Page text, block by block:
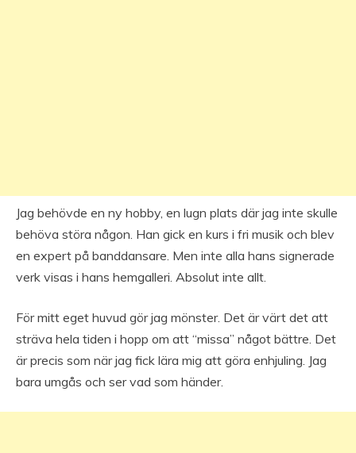
Jag behövde en ny hobby, en lugn plats där jag inte skulle
behöva störa någon. Han gick en kurs i fri musik och blev
en expert på banddansare. Men inte alla hans signerade
verk visas i hans hemgalleri. Absolut inte allt.
För mitt eget huvud gör jag mönster. Det är värt det att
sträva hela tiden i hopp om att “missa” något bättre. Det
är precis som när jag fick lära mig att göra enhjuling. Jag
bara umgås och ser vad som händer.